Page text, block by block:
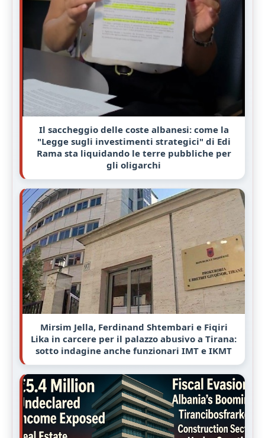
Il saccheggio delle coste albanesi: come la
"Legge sugli investimenti strategici" di Edi
Rama sta liquidando le terre pubbliche per
gli oligarchi
Mirsim Jella, Ferdinand Shtembari e Fiqiri
Lika in carcere per il palazzo abusivo a Tirana:
sotto indagine anche funzionari IMT e IKMT